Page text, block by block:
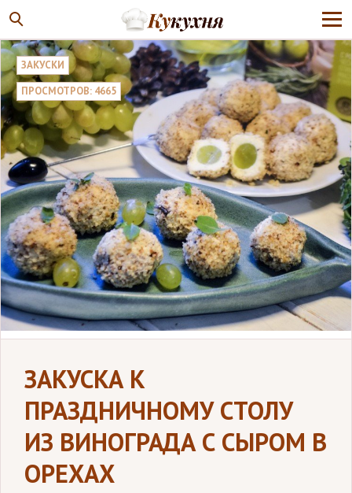
ЗАКУСКИ
ПРОСМОТРОВ: 4665
ЗАКУСКА К
ПРАЗДНИЧНОМУ СТОЛУ
ИЗ ВИНОГРАДА С СЫРОМ В
ОРЕХАХ